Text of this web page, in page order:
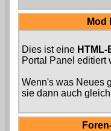
Mod
Dies ist eine HTML-
Portal Panel editiert
Wenn's was Neues
sie dann auch